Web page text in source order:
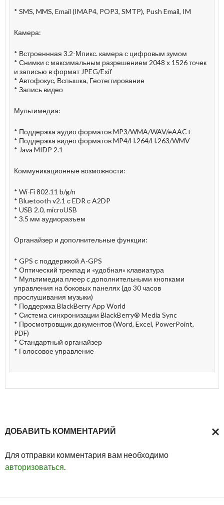
* SMS, MMS, Email (IMAP4, POP3, SMTP), Push Email, IM
Камера:
* Встроеннная 3.2-Мпикс. камера с цифровым зумом
* Снимки с максимальным разрешением 2048 x 1526 точек
и записью в формат JPEG/Exif
* Автофокус, Вспышка, Геотеггирование
* Запись видео
Мультимедиа:
* Поддержка аудио форматов MP3/WMA/WAV/eAAC+
* Поддержка видео форматов MP4/H.264/H.263/WMV
* Java MIDP 2.1
Коммуникационные возможности:
* Wi-Fi 802.11 b/g/n
* Bluetooth v2.1 с EDR с A2DP
* USB 2.0, microUSB
* 3.5 мм аудиоразъем
Органайзер и дополнительные функции:
* GPS с поддержкой A-GPS
* Оптический трекпад и «удобная» клавиатура
* Мультимедиа плеер с дополнительными кнопками
управления на боковых панелях (до 30 часов
прослушивания музыки)
* Поддержка BlackBerry App World
* Система синхронизации BlackBerry® Media Sync
* Просмотровщик документов (Word, Excel, PowerPoint,
PDF)
* Стандартный органайзер
* Голосовое управление
ДОБАВИТЬ КОММЕНТАРИЙ
Для отправки комментария вам необходимо
авторизоваться.